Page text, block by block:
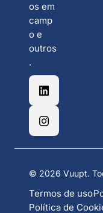
os em
camp
o e
outros
.
© 2026 Vuupt.
Termos de uso
Política de